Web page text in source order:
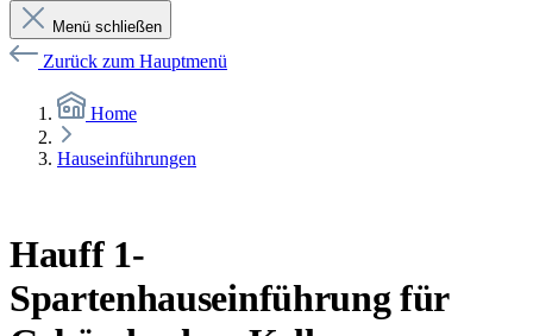
Menü schließen
Zurück zum Hauptmenü
Home
Hauseinführungen
Hauff 1-
Spartenhauseinführung für